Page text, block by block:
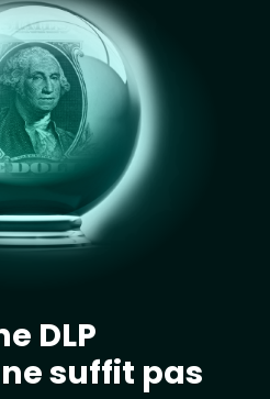
DLP
suffit pas